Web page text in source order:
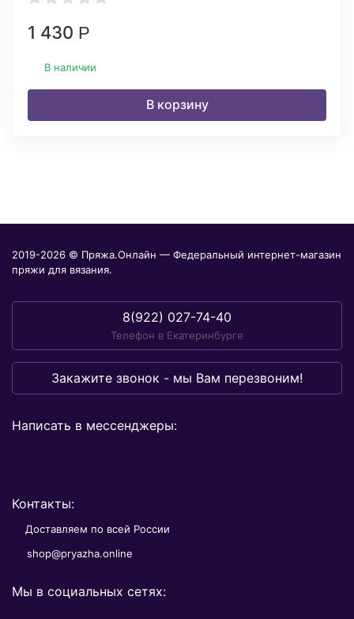
1 430 Р
В наличии
В корзину
2019-2026 © Пряжа.Онлайн — Федеральный интернет-магазин
пряжи для вязания.
8(922) 027-74-40
Телефон в Екатеринбурге
Закажите звонок - мы Вам перезвоним!
Написать в мессенджеры:
Контакты:
Доставляем по всей России
shop@pryazha.online
Мы в социальных сетях: